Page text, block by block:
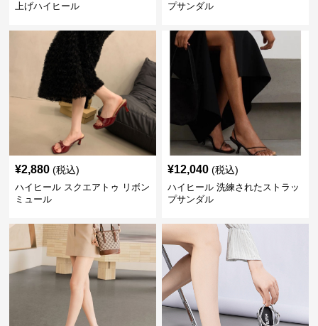
上げハイヒール
プサンダル
¥2,880 (税込)
ハイヒール スクエアトゥ リボン
ミュール
¥12,040 (税込)
ハイヒール 洗練されたストラッ
プサンダル